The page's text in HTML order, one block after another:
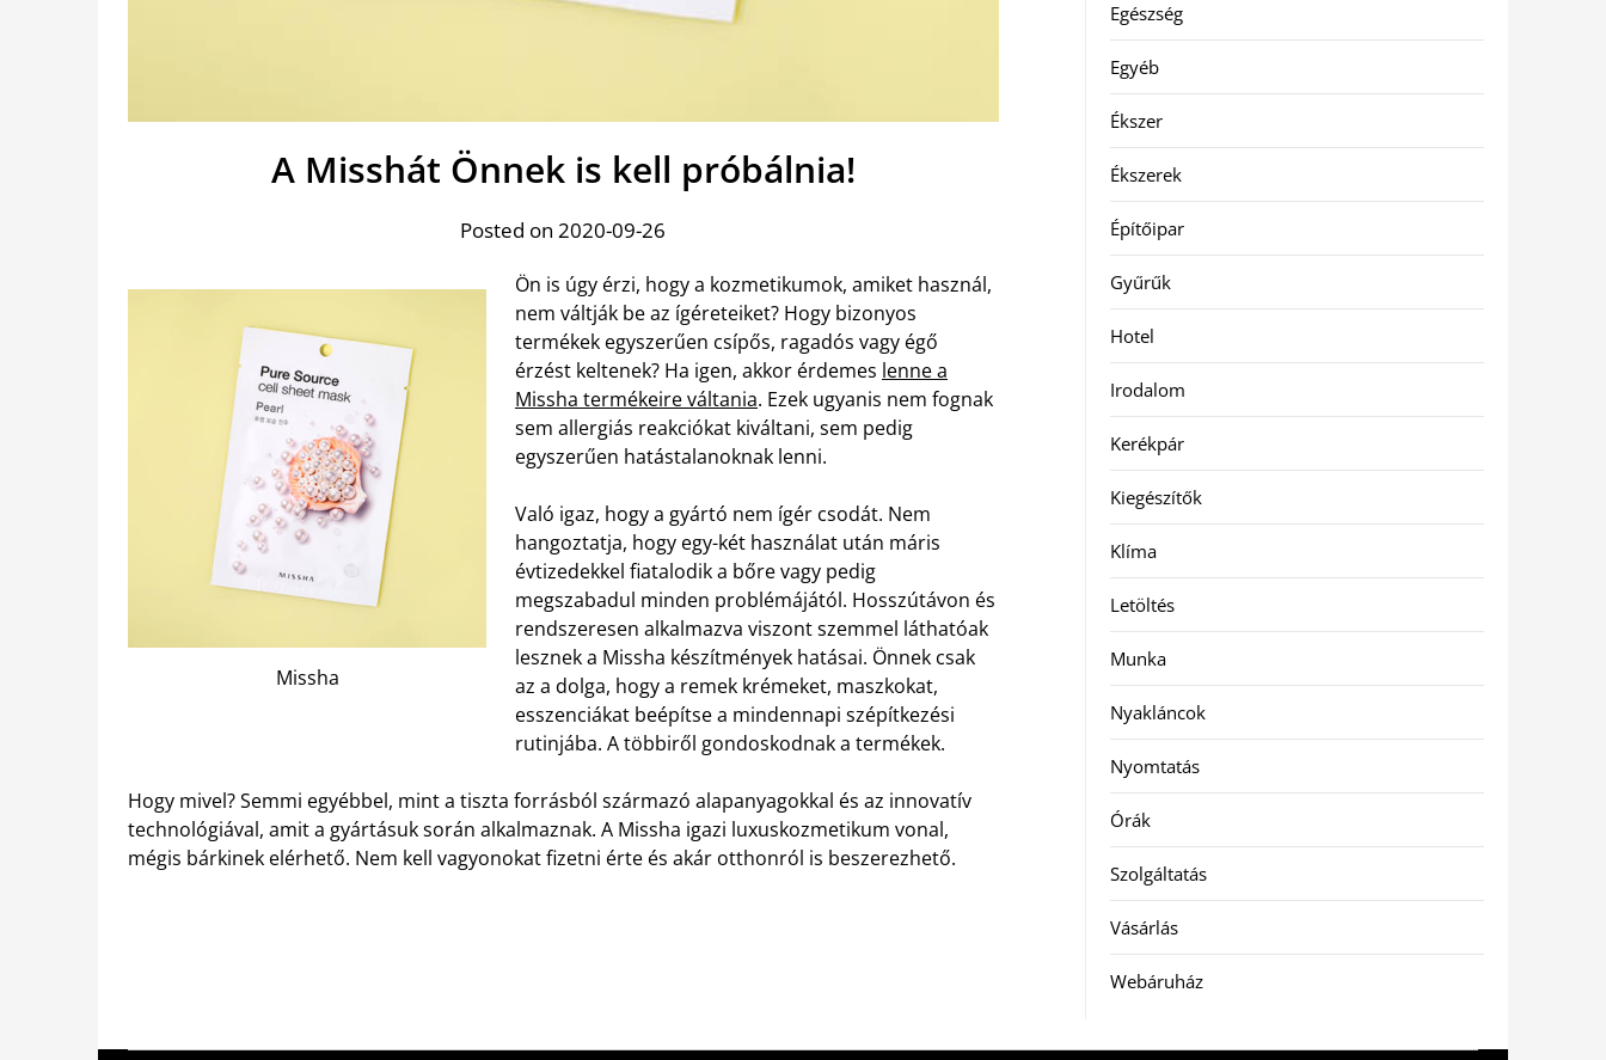
A Misshát Önnek is kell próbálnia!
Posted on 2020-09-26
Missha
Ön is úgy érzi, hogy a kozmetikumok, amiket használ,
nem váltják be az ígéreteiket? Hogy bizonyos
termékek egyszerűen csípős, ragadós vagy égő
érzést keltenek? Ha igen, akkor érdemes lenne a
Missha termékeire váltania. Ezek ugyanis nem fognak
sem allergiás reakciókat kiváltani, sem pedig
egyszerűen hatástalanoknak lenni.
Való igaz, hogy a gyártó nem ígér csodát. Nem
hangoztatja, hogy egy-két használat után máris
évtizedekkel fiatalodik a bőre vagy pedig
megszabadul minden problémájától. Hosszútávon és
rendszeresen alkalmazva viszont szemmel láthatóak
lesznek a Missha készítmények hatásai. Önnek csak
az a dolga, hogy a remek krémeket, maszkokat,
esszenciákat beépítse a mindennapi szépítkezési
rutinjába. A többiről gondoskodnak a termékek.
Hogy mivel? Semmi egyébbel, mint a tiszta forrásból származó alapanyagokkal és az innovatív
technológiával, amit a gyártásuk során alkalmaznak. A Missha igazi luxuskozmetikum vonal,
mégis bárkinek elérhető. Nem kell vagyonokat fizetni érte és akár otthonról is beszerezhető.
Egészség
Egyéb
Ékszer
Ékszerek
Építőipar
Gyűrűk
Hotel
Irodalom
Kerékpár
Kiegészítők
Klíma
Letöltés
Munka
Nyakláncok
Nyomtatás
Órák
Szolgáltatás
Vásárlás
Webáruház